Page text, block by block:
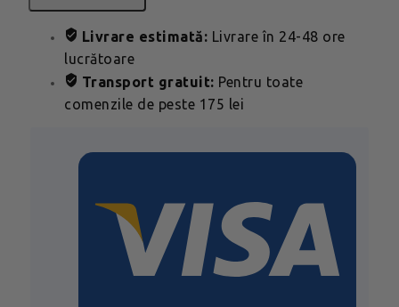
54%
Raspberry
Livrare estimată: Livrare în 24-48 ore
lucrătoare
Transport gratuit: Pentru toate
comenzile de peste 175 lei